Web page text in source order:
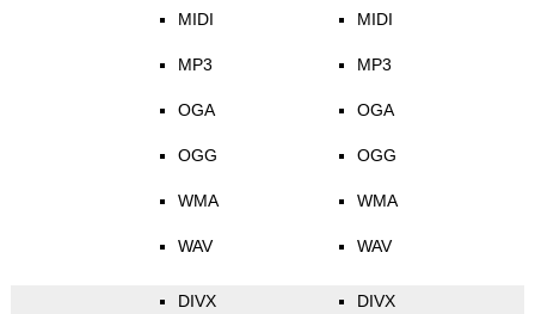
MIDI
MP3
OGA
OGG
WMA
WAV
MIDI
MP3
OGA
OGG
WMA
WAV
DIVX DIVX